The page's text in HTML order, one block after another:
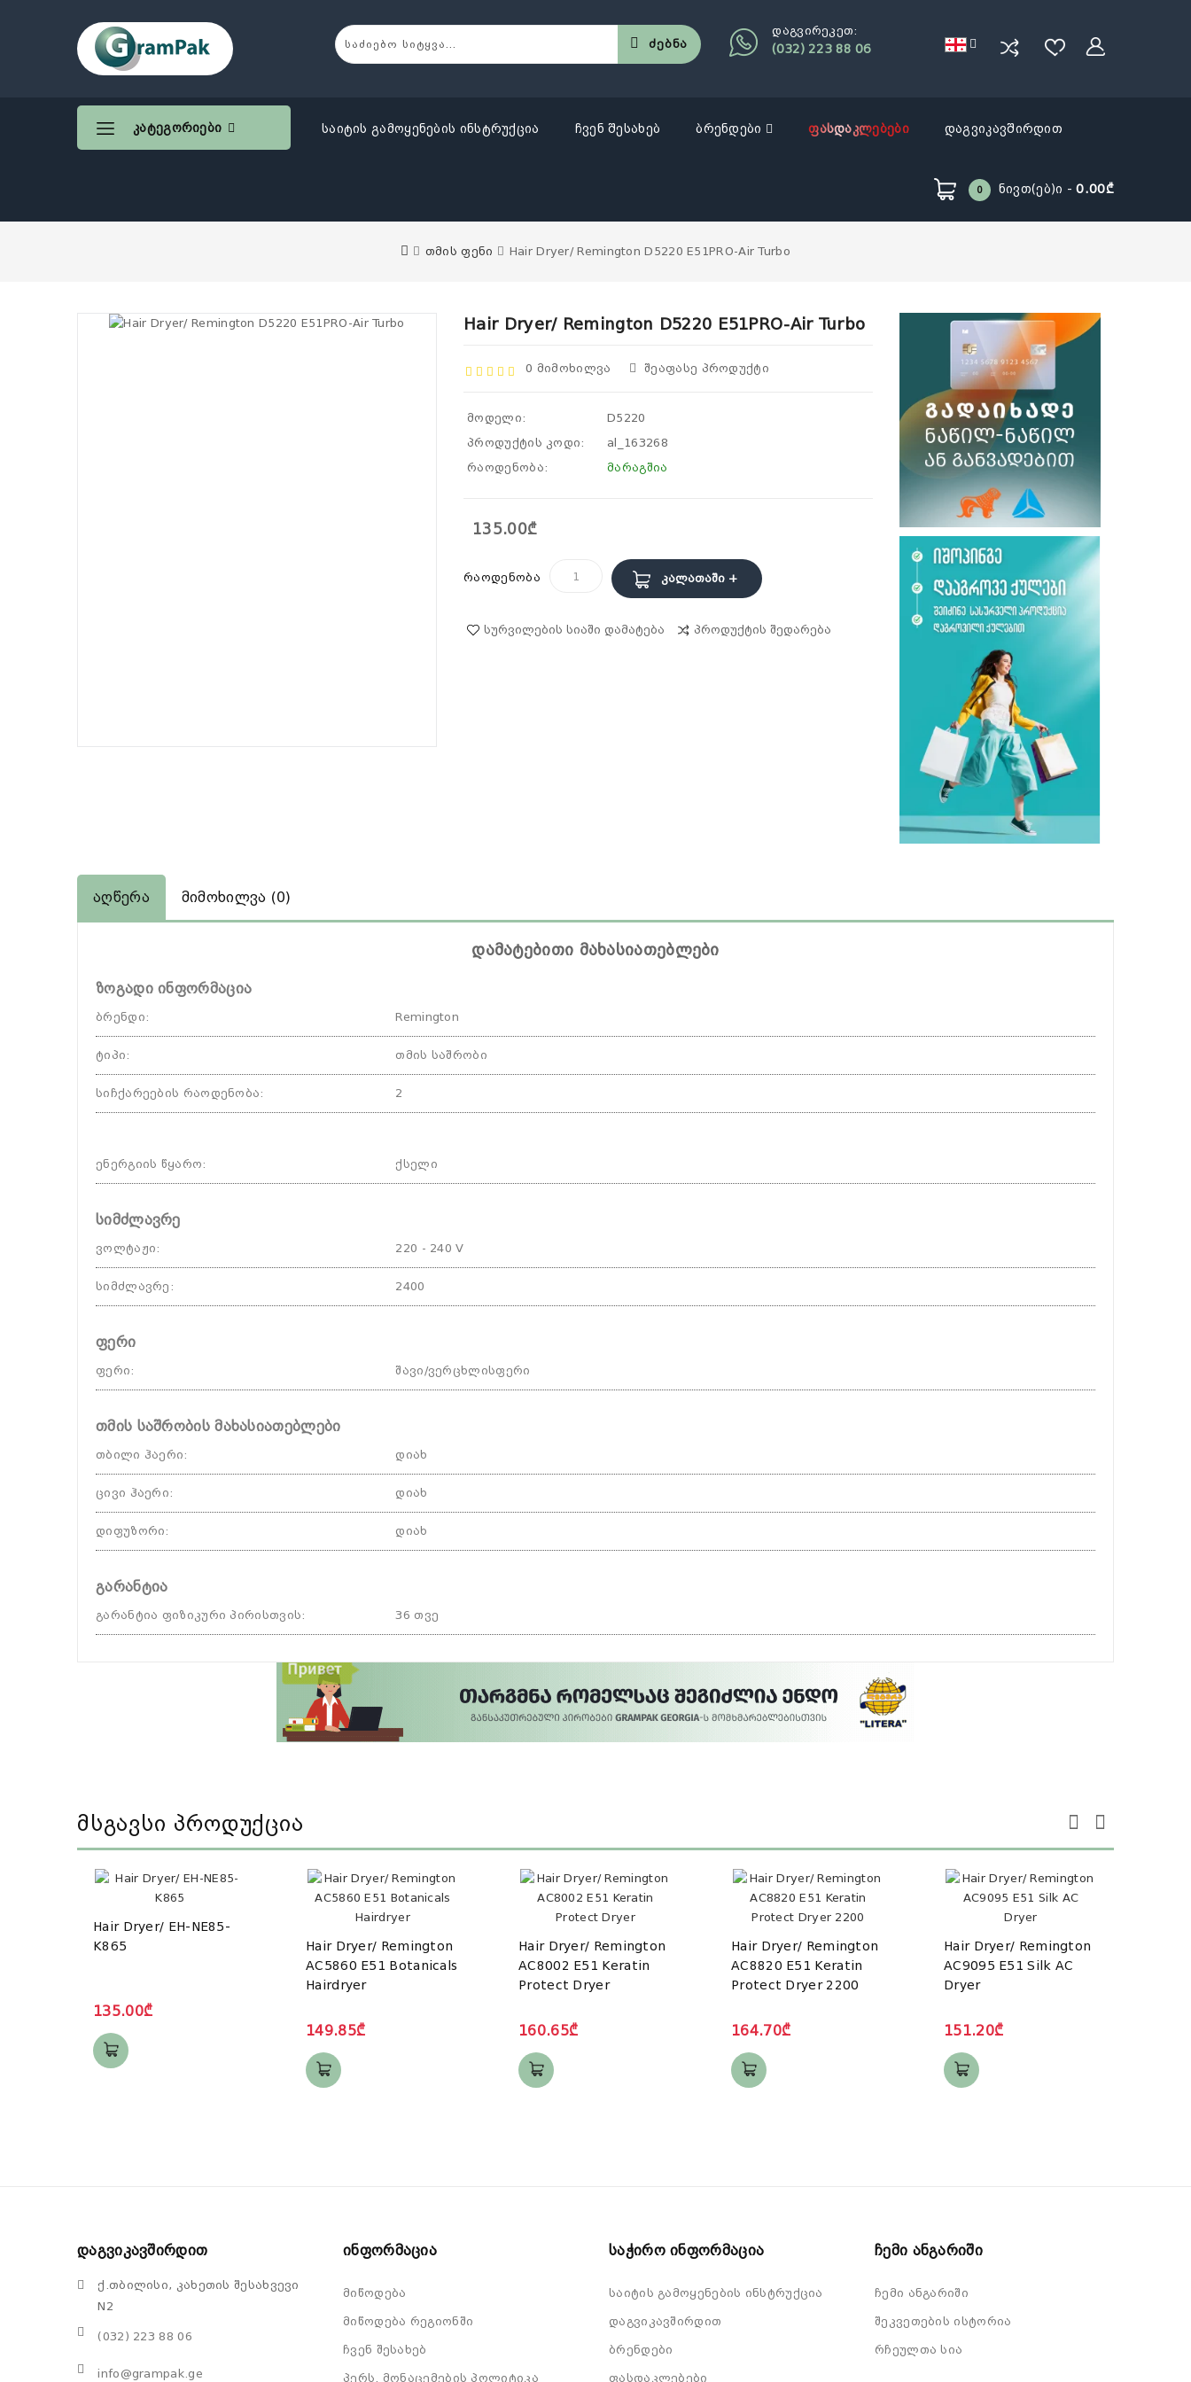
დაგვირეკეთ:
(032) 223 88 06
Ძებნა
Კატეგორიები საიტის გამოყენების ინსტრუქცია ჩვენ შესახებ ბრენდები ფასდაკლებები დაგვიკავშირდით
0 Ნივთ(ებ)ი -0.00₾
თმის ფენი Hair Dryer/ Remington D5220 E51PRO-Air Turbo
Hair Dryer/ Remington D5220 E51PRO-Air Turbo
0 Მიმოხილვა Შეაფასე Პროდუქტი
მოდელი:
D5220
პროდუქტის კოდი:
al_163268
რაოდენობა:
მარაგშია
135.00₾
რაოდენობა Კალათაში +
Სურვილების Სიაში Დამატება Პროდუქტის Შედარება
Აღწერა Მიმოხილვა (0)
დამატებითი მახასიათებლები
ზოგადი ინფორმაცია
ბრენდი: Remington
ტიპი: თმის საშრობი
სიჩქარეების რაოდენობა: 2
ენერგიის წყარო: ქსელი
სიმძლავრე
ვოლტაჟი: 220 - 240 V
სიმძლავრე : 2400
ფერი
ფერი: შავი/ვერცხლისფერი
თმის საშრობის მახასიათებლები
თბილი ჰაერი: დიახ
ცივი ჰაერი: დიახ
დიფუზორი: დიახ
გარანტია
გარანტია ფიზიკური პირისთვის: 36 თვე
Მსგავსი Პროდუქცია
Hair Dryer/ EH-NE85-
K865
135.00₾
Hair Dryer/ Remington
AC5860 E51 Botanicals
Hairdryer
149.85₾
Hair Dryer/ Remington
AC8002 E51 Keratin
Protect Dryer
160.65₾
Hair Dryer/ Remington
AC8820 E51 Keratin
Protect Dryer 2200
164.70₾
Hair Dryer/ Remington
AC9095 E51 Silk AC
Dryer
151.20₾
Დაგვიკავშირდით
ქ.თბილისი, კახეთის შესახვევი
N2
(032) 223 88 06
info@grampak.ge
Ინფორმაცია
მიწოდება
მიწოდება რეგიონში
ჩვენ შესახებ
პერს. მონაცემების პოლიტიკა
Საჭირო Ინფორმაცია
საიტის გამოყენების ინსტრუქცია
დაგვიკავშირდით
ბრენდები
ფასდაკლებები
Ჩემი Ანგარიში
ჩემი ანგარიში
შეკვეთების ისტორია
რჩეულთა სია